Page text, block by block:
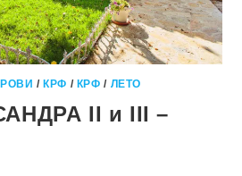
/ КРФ / КРФ / ЛЕТО
II и III –